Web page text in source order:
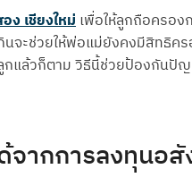
ง เชียงใหม่ เพื่อให้ลูกถือครอง
จะช่วยให้พ่อแม่ยังคงมีสิทธิค
กแล้วก็ตาม วิธีนี้ช่วยป้องกันปั
จากการลงทุนอ